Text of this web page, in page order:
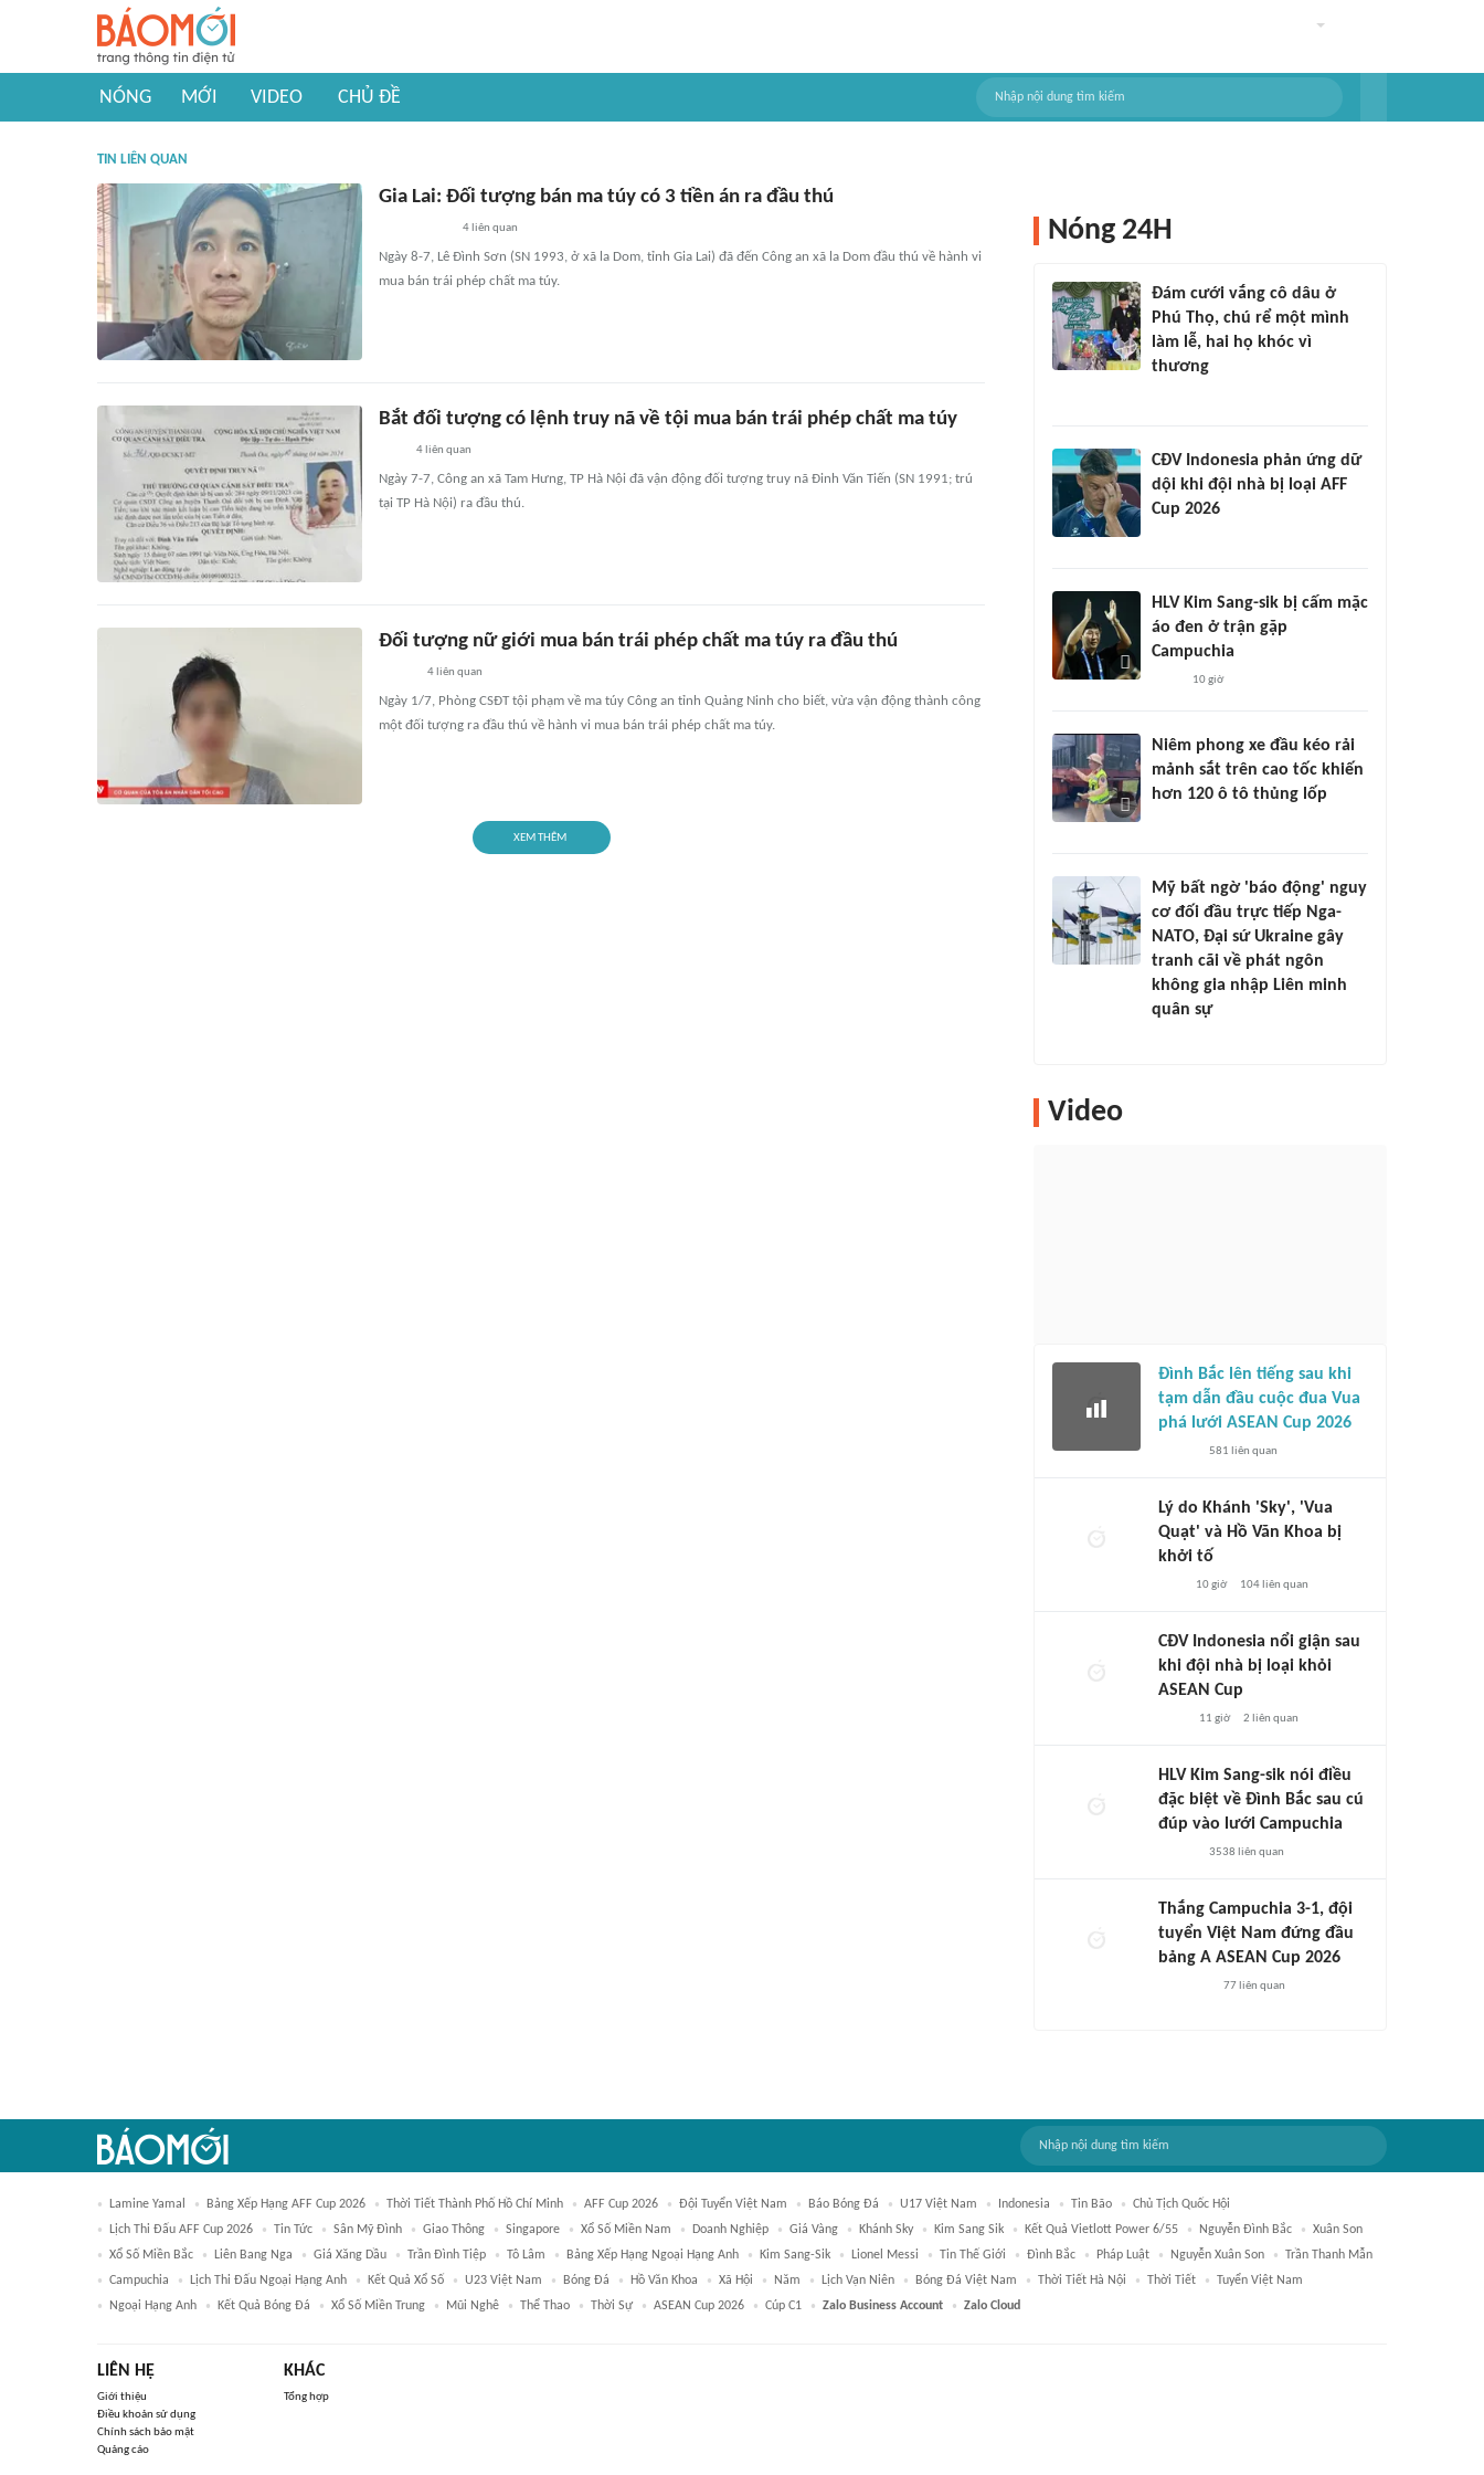
NÓNG MỚI VIDEO CHỦ ĐỀ
TIN LIÊN QUAN
Gia Lai: Đối tượng bán ma túy có 3 tiền án ra đầu thú
4 liên quan
Ngày 8-7, Lê Đình Sơn (SN 1993, ở xã la Dom, tỉnh Gia Lai) đã đến Công an xã la Dom đầu thú về hành vi
mua bán trái phép chất ma túy.
Bắt đối tượng có lệnh truy nã về tội mua bán trái phép chất ma túy
4liên quan
Ngày 7-7, Công an xã Tam Hưng, TP Hà Nội đã vận động đối tượng truy nã Đinh Văn Tiến (SN 1991; trú
tại TP Hà Nội) ra đầu thú.
Đối tượng nữ giới mua bán trái phép chất ma túy ra đầu thú
4liên quan
Ngày 1/7, Phòng CSĐT tội phạm về ma túy Công an tỉnh Quảng Ninh cho biết, vừa vận động thành công
một đối tượng ra đầu thú về hành vi mua bán trái phép chất ma túy.
XEM THÊM
Nóng 24H
Đám cưới vắng cô dâu ở
Phú Thọ, chú rể một mình
làm lễ, hai họ khóc vì
thương
CĐV Indonesia phản ứng dữ
dội khi đội nhà bị loại AFF
Cup 2026
HLV Kim Sang-sik bị cấm mặc
áo đen ở trận gặp
Campuchia
10 giờ
Niêm phong xe đầu kéo rải
mảnh sắt trên cao tốc khiến
hơn 120 ô tô thủng lốp
Mỹ bất ngờ 'báo động' nguy
cơ đối đầu trực tiếp Nga-
NATO, Đại sứ Ukraine gây
tranh cãi về phát ngôn
không gia nhập Liên minh
quân sự
Video
Đình Bắc lên tiếng sau khi
tạm dẫn đầu cuộc đua Vua
phá lưới ASEAN Cup 2026
581 liên quan
Lý do Khánh 'Sky', 'Vua
Quạt' và Hồ Văn Khoa bị
khởi tố
10 giờ 104liên quan
CĐV Indonesia nổi giận sau
khi đội nhà bị loại khỏi
ASEAN Cup
11 giờ 2 liên quan
HLV Kim Sang-sik nói điều
đặc biệt về Đình Bắc sau cú
đúp vào lưới Campuchia
3538 liên quan
Thắng Campuchia 3-1, đội
tuyển Việt Nam đứng đầu
bảng A ASEAN Cup 2026
77liên quan
Lamine Yamal Bảng Xếp Hạng AFF Cup 2026 Thời Tiết Thành Phố Hồ Chí Minh AFF Cup 2026 Đội Tuyển Việt Nam Báo Bóng Đá U17 Việt Nam Indonesia Tin Bão
Chủ Tịch Quốc Hội
Lịch Thi Đấu AFF Cup 2026
Tin Tức Sân Mỹ Đình Giao Thông Singapore Xổ Số Miền Nam Doanh Nghiệp Giá Vàng Khánh Sky Kim Sang Sik Kết Quả Vietlott Power 6/55 Nguyễn Đình Bắc
Xuân Son
Xổ Số Miền Bắc
Liên Bang Nga Giá Xăng Dầu Trần Đình Tiệp Tô Lâm Bảng Xếp Hạng Ngoại Hạng Anh Kim Sang-Sik Lionel Messi Tin Thế Giới Đình Bắc Pháp Luật Nguyễn Xuân Son
Trần Thanh Mẫn
Campuchia
Lịch Thi Đấu Ngoại Hạng Anh Kết Quả Xổ Số U23 Việt Nam Bóng Đá Hồ Văn Khoa Xã Hội Năm Lịch Vạn Niên Bóng Đá Việt Nam Thời Tiết Hà Nội Thời Tiết
Tuyển Việt Nam
Ngoại Hạng Anh
Kết Quả Bóng Đá Xổ Số Miền Trung Mũi Nghê Thể Thao Thời Sự ASEAN Cup 2026 Cúp C1 Zalo Business Account Zalo Cloud
LIÊN HỆ
Giới thiệu
Điều khoản sử dụng
Chính sách bảo mật
Quảng cáo
KHÁC
Tổng hợp